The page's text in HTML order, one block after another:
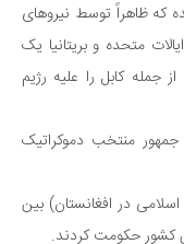
به ایالات متحده که ظاهراً توسط نیروهای
متحده و بریتانیا یک
جمله کابل را علیه رژیم
جمهور منتخب دموکراتیک
در افغانستان) بین